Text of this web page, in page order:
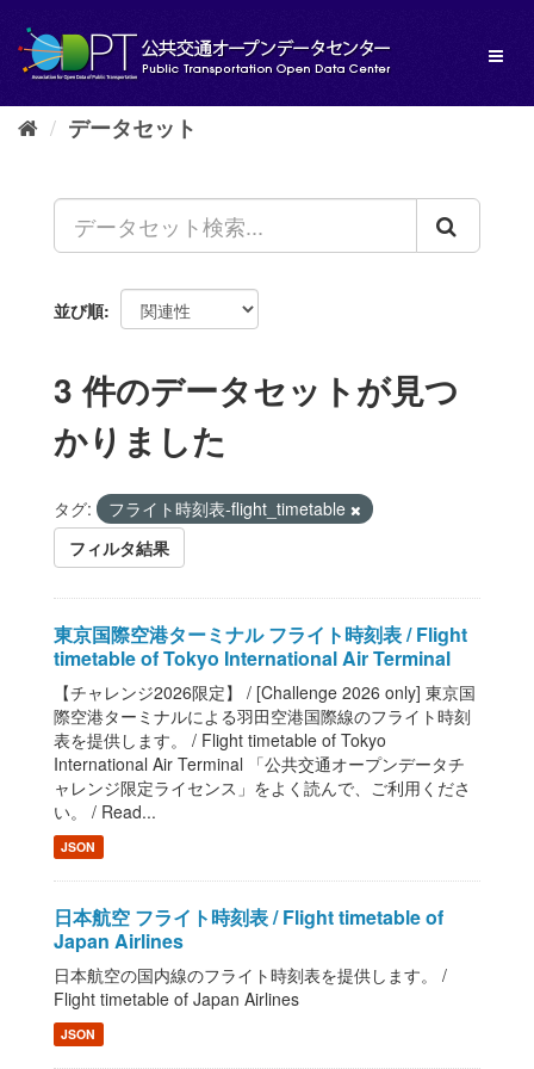
し
データセット
並び順
3 件のデータセットが見つ
かりました
タグ:
フライト時刻表-flight_timetable
フィルタ結果
東京国際空港ターミナル フライト時刻表 / Flight
timetable of Tokyo International Air Terminal
【チャレンジ2026限定】 / [Challenge 2026 only] 東京国
際空港ターミナルによる羽田空港国際線のフライト時刻
表を提供します。 / Flight timetable of Tokyo
International Air Terminal 「公共交通オープンデータチ
ャレンジ限定ライセンス」をよく読んで、ご利用くださ
い。 / Read...
JSON
日本航空 フライト時刻表 / Flight timetable of
Japan Airlines
日本航空の国内線のフライト時刻表を提供します。 /
Flight timetable of Japan Airlines
JSON